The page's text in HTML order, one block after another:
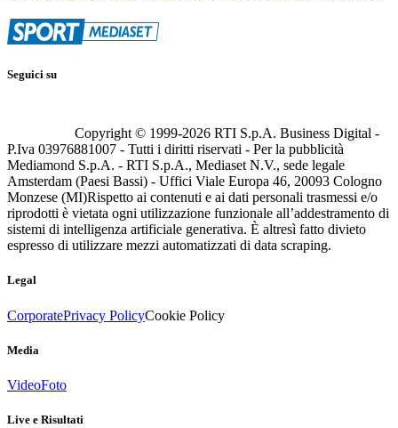
Seguici su
Copyright © 1999-2026 RTI S.p.A. Business Digital -
P.Iva 03976881007 - Tutti i diritti riservati - Per la pubblicità
Mediamond S.p.A. - RTI S.p.A., Mediaset N.V., sede legale
Amsterdam (Paesi Bassi) - Uffici Viale Europa 46, 20093 Cologno
Monzese (MI)Rispetto ai contenuti e ai dati personali trasmessi e/o
riprodotti è vietata ogni utilizzazione funzionale all’addestramento di
sistemi di intelligenza artificiale generativa. È altresì fatto divieto
espresso di utilizzare mezzi automatizzati di data scraping.
Legal
CorporatePrivacy PolicyCookie Policy
Media
VideoFoto
Live e Risultati